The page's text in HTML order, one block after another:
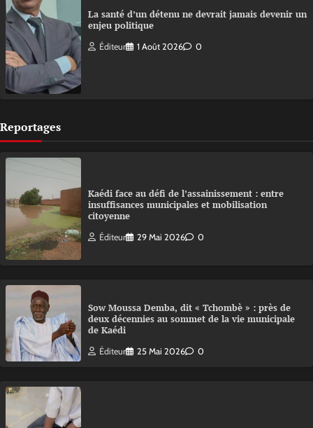
La santé d’un détenu ne devrait jamais devenir un
enjeu politique
Éditeur 1 Août 2026 0
Reportages
Kaédi face au défi de l’assainissement : entre
insuffisances municipales et mobilisation
citoyenne
Éditeur 29 Mai 2026 0
Sow Moussa Demba, dit « Tchombè » : près de
deux décennies au sommet de la vie municipale
de Kaédi
Éditeur 25 Mai 2026 0